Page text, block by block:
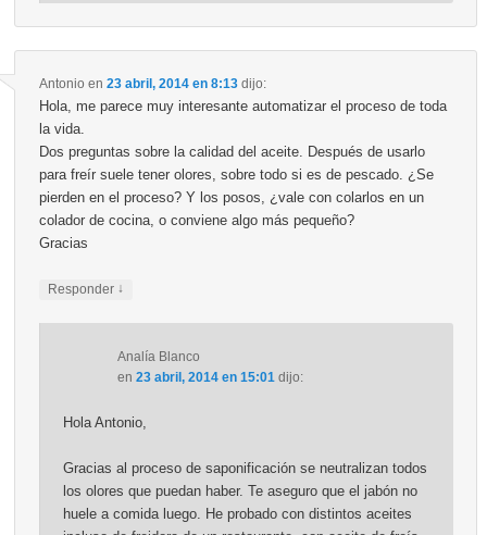
Antonio en 23 abril, 2014 en 8:13 dijo:
Hola, me parece muy interesante automatizar el proceso de toda
la vida.
Dos preguntas sobre la calidad del aceite. Después de usarlo
para freír suele tener olores, sobre todo si es de pescado. ¿Se
pierden en el proceso? Y los posos, ¿vale con colarlos en un
colador de cocina, o conviene algo más pequeño?
Gracias
Responder ↓
Analía Blanco
en 23 abril, 2014 en 15:01 dijo:
Hola Antonio,
Gracias al proceso de saponificación se neutralizan todos
los olores que puedan haber. Te aseguro que el jabón no
huele a comida luego. He probado con distintos aceites